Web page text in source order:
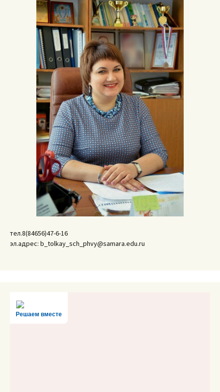
тел.8(84656)47-6-16
эл.адрес: b_tolkay_sch_phvy@samara.edu.ru
Решаем вместе